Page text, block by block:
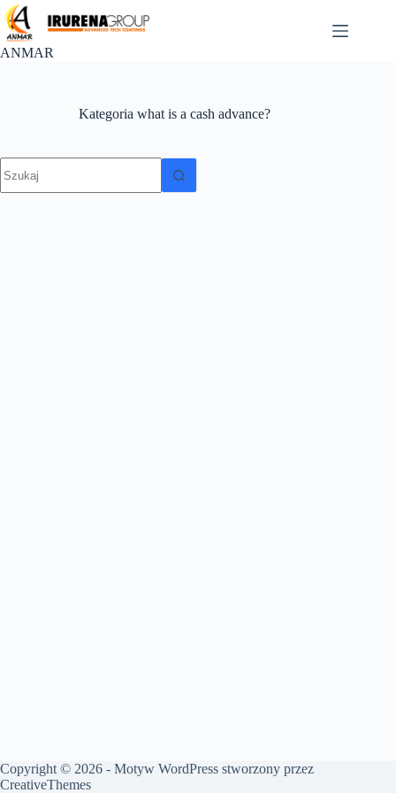
Przejdź
do
treści
ANMAR
Kategoria what is a cash advance?
wyników
Copyright © 2026 - Motyw WordPress stworzony przez
CreativeThemes